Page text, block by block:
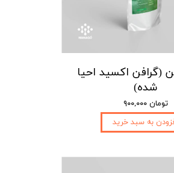
(گرافن اکسید احیا
شده)
۹۰۰,۰۰۰ تومان
به سبد خرید